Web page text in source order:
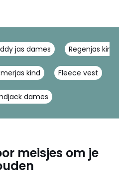
jas dames Regenjas
kind Fleece vest
dames
meisjes om je